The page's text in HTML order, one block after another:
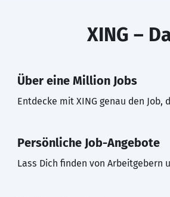
XING –
Über eine Million Jobs
Entdecke mit XING genau den Job,
Persönliche Job-Angebote
Lass Dich finden von Arbeitgebern